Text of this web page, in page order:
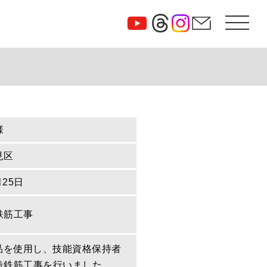
区
日
筋工事
を使用し、技能資格保持者
筋工事を行いました。